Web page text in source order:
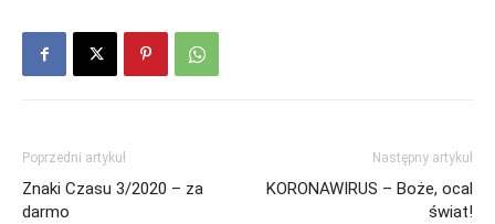
Poprzedni artykuł
Znaki Czasu 3/2020 – za
darmo
Następny artykuł
KORONAWIRUS – Boże, ocal
świat!